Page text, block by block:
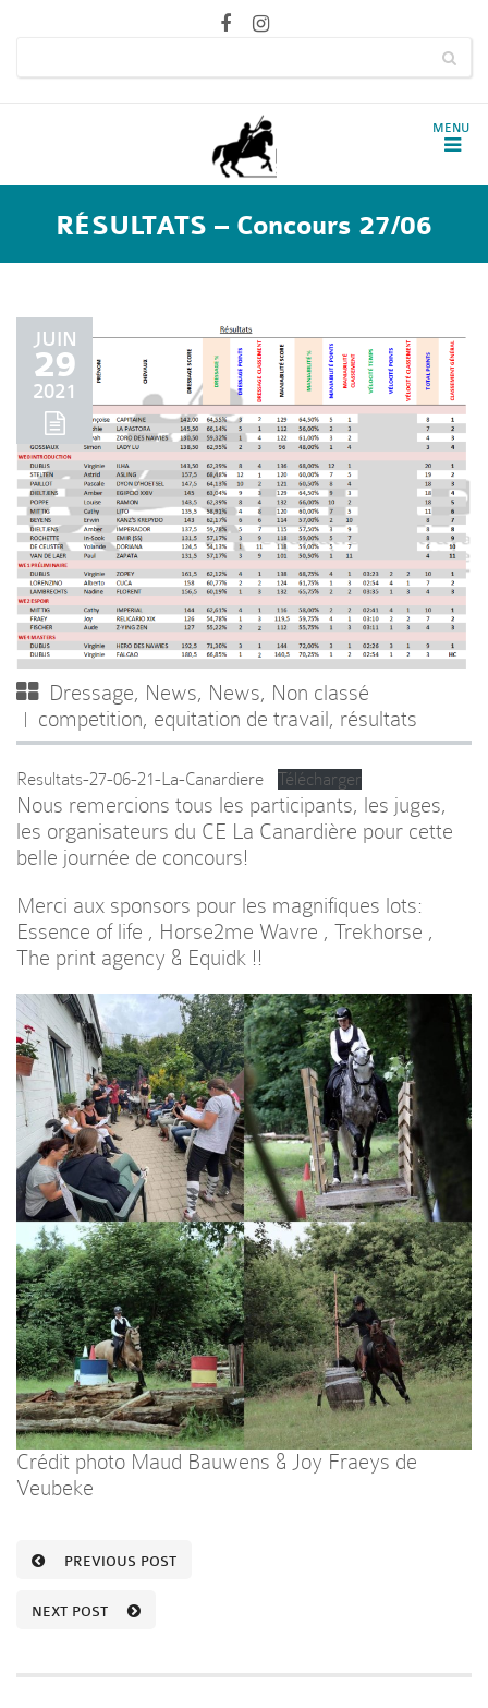
RÉSULTATS – Concours 27/06
JUIN
29
2021
Dressage, News, News, Non classé
competition, equitation de travail, résultats
Resultats-27-06-21-La-Canardiere Télécharger
Nous remercions tous les participants, les juges,
les organisateurs du CE La Canardière pour cette
belle journée de concours!
Merci aux sponsors pour les magnifiques lots:
Essence of life , Horse2me Wavre , Trekhorse ,
The print agency & Equidk !!
Crédit photo Maud Bauwens & Joy Fraeys de
Veubeke
PREVIOUS POST
NEXT POST